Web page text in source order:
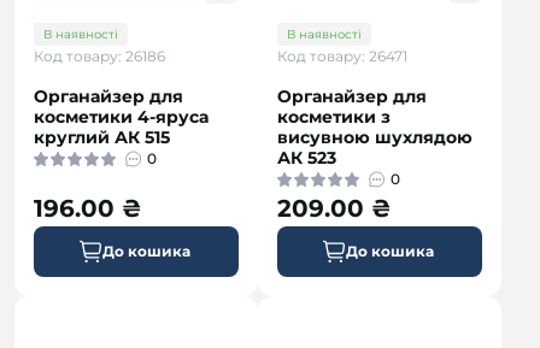
В наявності
Код товару: 26186
Органайзер для
косметики 4-яруса
круглий АК 515
0
196.00 ₴
До кошика
В наявності
Код товару: 26471
Органайзер для
косметики з
висувною шухлядою
АК 523
0
209.00 ₴
До кошика